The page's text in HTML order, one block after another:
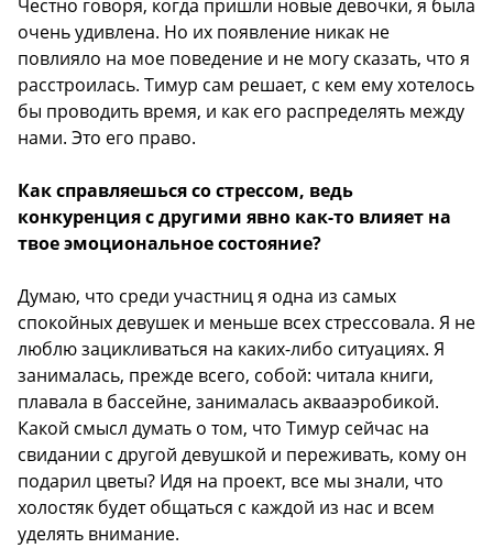
Честно говоря, когда пришли новые девочки, я была
очень удивлена. Но их появление никак не
повлияло на мое поведение и не могу сказать, что я
расстроилась. Тимур сам решает, с кем ему хотелось
бы проводить время, и как его распределять между
нами. Это его право.
Как справляешься со стрессом, ведь
конкуренция с другими явно как-то влияет на
твое эмоциональное состояние?
Думаю, что среди участниц я одна из самых
спокойных девушек и меньше всех стрессовала. Я не
люблю зацикливаться на каких-либо ситуациях. Я
занималась, прежде всего, собой: читала книги,
плавала в бассейне, занималась аквааэробикой.
Какой смысл думать о том, что Тимур сейчас на
свидании с другой девушкой и переживать, кому он
подарил цветы? Идя на проект, все мы знали, что
холостяк будет общаться с каждой из нас и всем
уделять внимание.